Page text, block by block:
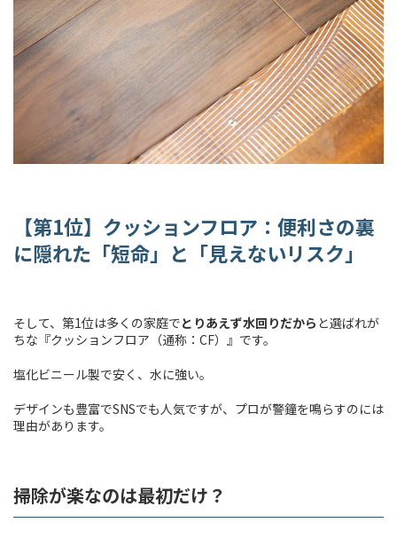
【第1位】クッションフロア：便利さの裏
に隠れた「短命」と「見えないリスク」
そして、第1位は多くの家庭でとりあえず水回りだから と選ばれが
ちな『クッションフロア（通称：CF）』です。
塩化ビニール製で安く、水に強い。
デザインも豊富でSNSでも人気ですが、プロが警鐘を鳴らすのには
理由があります。
掃除が楽なのは最初だけ？